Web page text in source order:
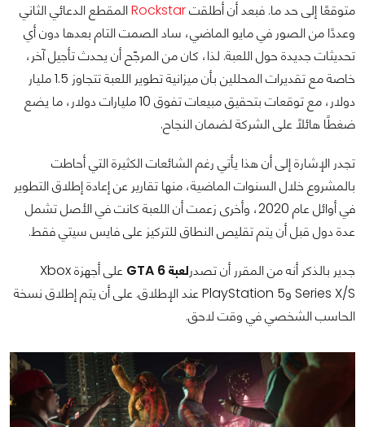
متوقعًا إلى حد ما. فبعد أن أطلقتRockstarالمقطع الدعائي الثاني
وعددًا من الصور في مايو الماضي، ساد الصمت التام بعدها دون أي
تحديثات جديدة حول اللعبة. لذا، كان من المرجّح أن يحدث تأجيل آخر،
خاصة مع تقديرات المحللين بأن ميزانية تطوير اللعبة تتجاوز 1.5 مليار
دولار، مع توقعات بتحقيق مبيعات تفوق 10 مليارات دولار، ما يضع
ضغطًا هائلًا على الشركة لضمان النجاح.
تجدر الإشارة إلى أن هذا يأتي رغم الشائعات الكثيرة التي أحاطت
بالمشروع خلال السنوات الماضية، منها تقارير عن إعادة إطلاق التطوير
في أوائل عام 2020، وأخرى زعمت أن اللعبة كانت في الأصل تشمل
عدة دول قبل أن يتم تقليص النطاق للتركيز على فايس سيتي فقط.
جدير بالذكر أنه من المقرر أن تصدرلعبة GTA 6
على أجهزة Xbox
Series X/S وPlayStation 5 عند الإطلاق. على أن يتم إطلاق نسخة
الحاسب الشخصي في وقت لاحق.